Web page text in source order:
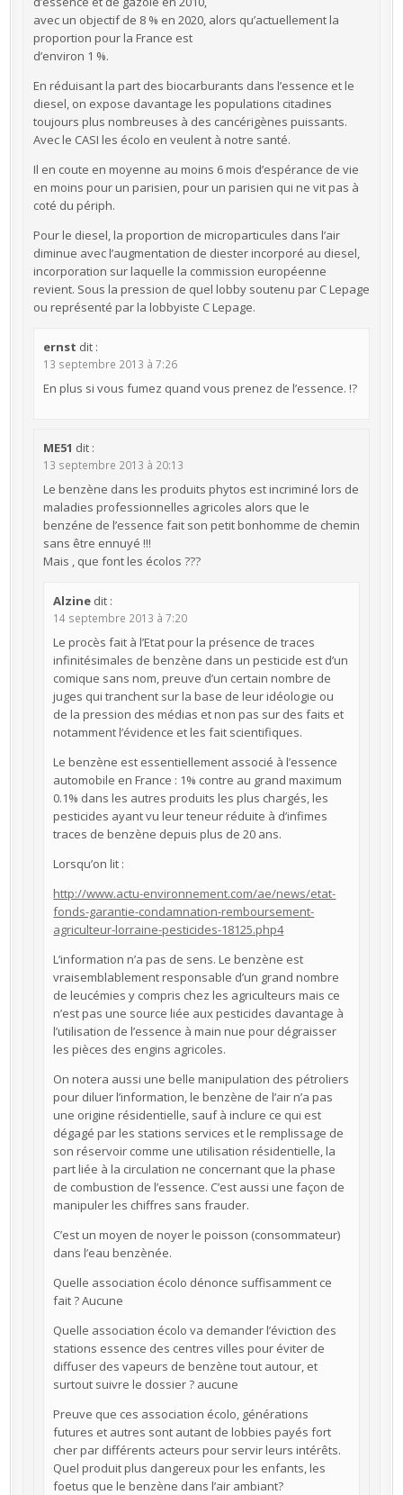
avec un objectif de 8 % en 2020, alors qu’actuellement la
proportion pour la France est
d’environ 1 %.
En réduisant la part des biocarburants dans l’essence et le
diesel, on expose davantage les populations citadines
toujours plus nombreuses à des cancérigènes puissants.
Avec le CASI les écolo en veulent à notre santé.
Il en coute en moyenne au moins 6 mois d’espérance de vie
en moins pour un parisien, pour un parisien qui ne vit pas à
coté du périph.
Pour le diesel, la proportion de microparticules dans l’air
diminue avec l’augmentation de diester incorporé au diesel,
incorporation sur laquelle la commission européenne
revient. Sous la pression de quel lobby soutenu par C Lepage
ou représenté par la lobbyiste C Lepage.
ernst dit :
13 septembre 2013 à 7:26
En plus si vous fumez quand vous prenez de l’essence. !?
ME51 dit :
13 septembre 2013 à 20:13
Le benzène dans les produits phytos est incriminé lors de
maladies professionnelles agricoles alors que le
benzéne de l’essence fait son petit bonhomme de chemin
sans être ennuyé !!!
Mais , que font les écolos ???
Alzine dit :
14 septembre 2013 à 7:20
Le procès fait à l’Etat pour la présence de traces
infinitésimales de benzène dans un pesticide est d’un
comique sans nom, preuve d’un certain nombre de
juges qui tranchent sur la base de leur idéologie ou
de la pression des médias et non pas sur des faits et
notamment l’évidence et les fait scientifiques.
Le benzène est essentiellement associé à l’essence
automobile en France : 1% contre au grand maximum
0.1% dans les autres produits les plus chargés, les
pesticides ayant vu leur teneur réduite à d’infimes
traces de benzène depuis plus de 20 ans.
Lorsqu’on lit :
http://www.actu-environnement.com/ae/news/etat-
fonds-garantie-condamnation-remboursement-
agriculteur-lorraine-pesticides-18125.php4
L’information n’a pas de sens. Le benzène est
vraisemblablement responsable d’un grand nombre
de leucémies y compris chez les agriculteurs mais ce
n’est pas une source liée aux pesticides davantage à
l’utilisation de l’essence à main nue pour dégraisser
les pièces des engins agricoles.
On notera aussi une belle manipulation des pétroliers
pour diluer l’information, le benzène de l’air n’a pas
une origine résidentielle, sauf à inclure ce qui est
dégagé par les stations services et le remplissage de
son réservoir comme une utilisation résidentielle, la
part liée à la circulation ne concernant que la phase
de combustion de l’essence. C’est aussi une façon de
manipuler les chiffres sans frauder.
C’est un moyen de noyer le poisson (consommateur)
dans l’eau benzènée.
Quelle association écolo dénonce suffisamment ce
fait ? Aucune
Quelle association écolo va demander l’éviction des
stations essence des centres villes pour éviter de
diffuser des vapeurs de benzène tout autour, et
surtout suivre le dossier ? aucune
Preuve que ces association écolo, générations
futures et autres sont autant de lobbies payés fort
cher par différents acteurs pour servir leurs intérêts.
Quel produit plus dangereux pour les enfants, les
foetus que le benzène dans l’air ambiant?